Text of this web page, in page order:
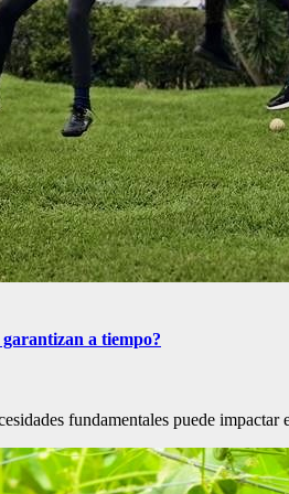
garantizan a tiempo?
fundamentales puede